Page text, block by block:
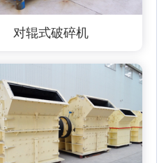
对辊式破碎机